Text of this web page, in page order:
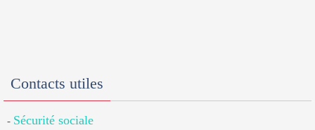
Contacts utiles
- Sécurité sociale